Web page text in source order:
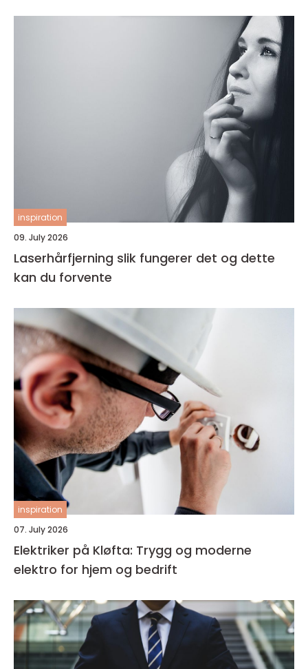
inspiration
09. July 2026
Laserhårfjerning slik fungerer det og dette
kan du forvente
inspiration
07. July 2026
Elektriker på Kløfta: Trygg og moderne
elektro for hjem og bedrift